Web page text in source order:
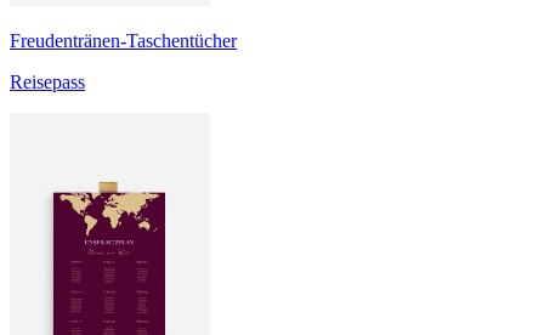
Freudentränen-Taschentücher
Reisepass